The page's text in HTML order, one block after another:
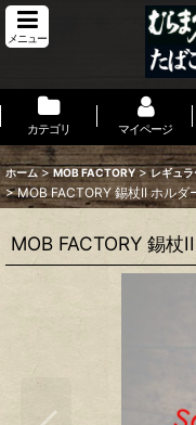
メニュー
カテゴリ マイページ
ホーム > MOB FACTORY > レギュ
> MOB FACTORY 錫杖II ホルダ
MOB FACTORY 錫杖